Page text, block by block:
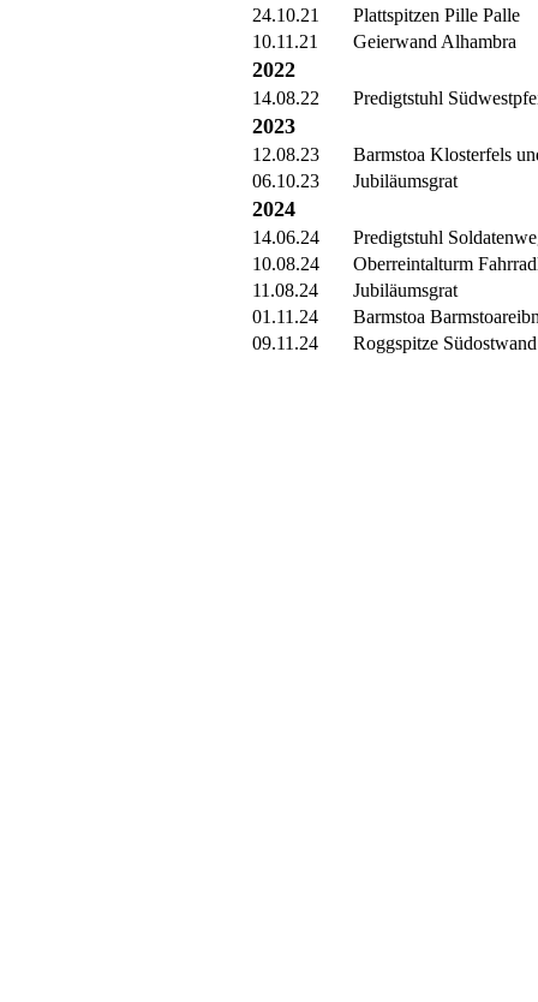
24.10.21
Plattspitzen Pille Palle
10.11.21
Geierwand Alhambra
2022
14.08.22 Predigtstuhl
2023
12.08.23
Barmstoa Klosterfels
06.10.23
Jubiläumsgrat
2024
14.06.24
Predigtstuhl
10.08.24
Oberreintalturm
11.08.24
Jubiläumsgrat
01.11.24
Barmstoa
09.11.24
Roggspitze Südostwand